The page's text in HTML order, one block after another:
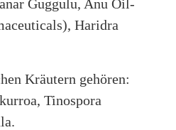
Guggulu, Anu Oil-
Haridra
Kräutern gehören:
Tinospora